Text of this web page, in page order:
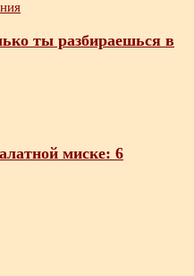
ты разбираешься в
миске: 6